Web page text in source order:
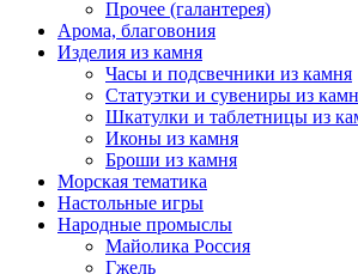
Прочее (галантерея)
Арома, благовония
Изделия из камня
Часы и подсвечники из камня
Статуэтки и сувениры из
Шкатулки и таблетницы из
Иконы из камня
Броши из камня
Морская тематика
Настольные игры
Народные промыслы
Майолика Россия
Гжель